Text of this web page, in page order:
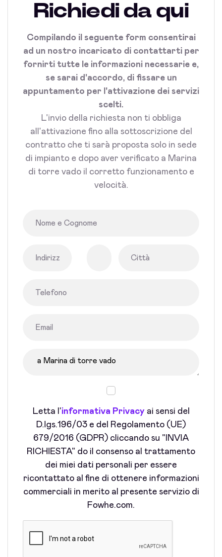
Richiedi da qui
Compilando il seguente form consentirai
ad un nostro incaricato di contattarti per
fornirti tutte le informazioni necessarie e,
se sarai d'accordo, di fissare un
appuntamento per l'attivazione dei servizi
scelti.
L'invio della richiesta non ti obbliga
all'attivazione fino alla sottoscrizione del
contratto che ti sarà proposta solo in sede
di impianto e dopo aver verificato a Marina
di torre vado il corretto funzionamento e
velocità.
Letta l'informativa Privacyai sensi del
D.lgs.196/03 e del Regolamento (UE)
679/2016 (GDPR) cliccando su "INVIA
RICHIESTA" do il consenso al trattamento
dei miei dati personali per essere
ricontattato al fine di ottenere informazioni
commerciali in merito al presente servizio di
Fowhe.com.